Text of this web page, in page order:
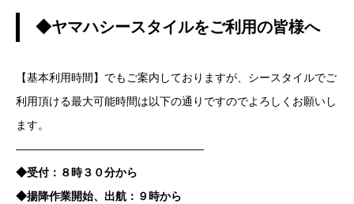
◆ヤマハシースタイルをご利用の皆様へ
【基本利用時間】でもご案内しておりますが、シースタイルでご
利用頂ける最大可能時間は以下の通りですのでよろしくお願いし
ます。
—————————————————
◆受付：８時３０分から
◆揚降作業開始、出航：９時から